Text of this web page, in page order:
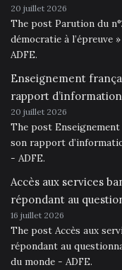
20 juillet 2026
The post Parution du
démocratie à l’épreuve
ADFE.
Enseignement
rapport d’information
20 juillet 2026
The post
son rapport
- ADFE.
Accès aux services
répondant au
16 juillet 2026
The post Accès aux
répondant au
du monde - ADFE.